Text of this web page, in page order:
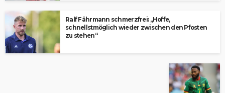
Ralf Fährmann schmerzfrei: „Hoffe,
schnellstmöglich wieder zwischen den Pfosten
zu stehen“